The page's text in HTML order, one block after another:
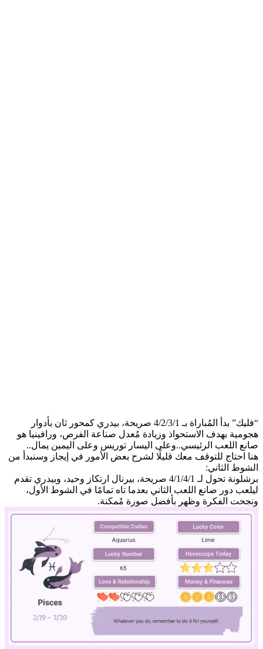
“فليك” بدأ المُباراة بـ 4/2/3/1 صريحة، بيدري كمحور ثان بأدوار
هجومية بهدف الاستحواذ وزيادة مُعدل صناعة الفرص، ورافينيا هو
صانع اللعب الرئيسي..وعلى اليسار توريس وعلى اليمين يمال..
هنا احتاج للتوقف معك قليلًا لشرح بعض الأمور في إيجاز وسنبدأ من
الشوط الثاني:
برشلونة تحول لـ 4/1/4/1 صريحة، بيرنال ارتكاز وحيد، وبيدري تقدم
ليلعب دور صانع اللعب الثاني بعدما تاه تمامًا في الشوط الأول،
ونجحت الفكرة وظهر بأفضل صورة مُمكنة.